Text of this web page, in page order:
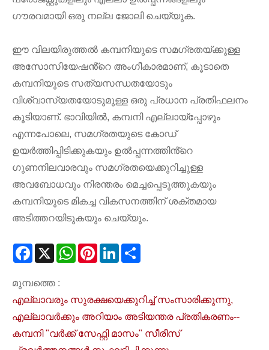
ഗൗരവമായി ഒരു നല്ല ജോലി ചെയ്യുക.
ഈ വിലയിരുത്തൽ കമ്പനിയുടെ സമഗ്രതയ്ക്കുള്ള
അസോസിയേഷൻ്റെ അംഗീകാരമാണ്, കൂടാതെ
കമ്പനിയുടെ സത്യസന്ധതയോടും
വിശ്വാസ്യതയോടുമുള്ള ഒരു പ്രധാന പ്രതിഫലനം
കൂടിയാണ്. ഭാവിയിൽ, കമ്പനി എല്ലായ്പ്പോഴും
എന്നപോലെ, സമഗ്രതയുടെ കോഡ്
ഉയർത്തിപ്പിടിക്കുകയും ഉൽപ്പന്നത്തിൻ്റെ
ഗുണനിലവാരവും സമഗ്രതയെക്കുറിച്ചുള്ള
അവബോധവും നിരന്തരം മെച്ചപ്പെടുത്തുകയും
കമ്പനിയുടെ മികച്ച വികസനത്തിന് ശക്തമായ
അടിത്തറയിടുകയും ചെയ്യും.
Facebook
X WhatsAppPinterestLinkedIn
മുമ്പത്തെ :
എല്ലാവരും സുരക്ഷയെക്കുറിച്ച് സംസാരിക്കുന്നു,
എല്ലാവർക്കും അറിയാം അടിയന്തര പ്രതികരണം--
കമ്പനി "വർക്ക് സേഫ്റ്റി മാസം" സീരീസ്